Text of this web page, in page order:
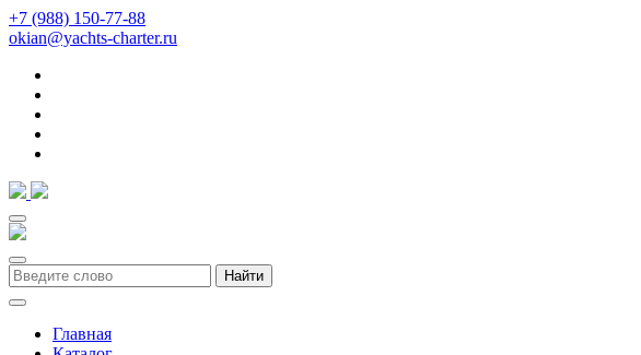
+7 (988) 150-77-88
okian@yachts-charter.ru
Найти
Главная